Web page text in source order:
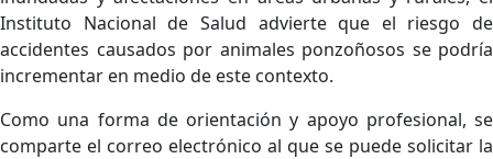
Instituto Nacional de Salud advierte que el riesgo de
accidentes causados por animales ponzoñosos se podría
incrementar en medio de este contexto.
Como una forma de orientación y apoyo profesional, se
comparte el correo electrónico al que se puede solicitar la